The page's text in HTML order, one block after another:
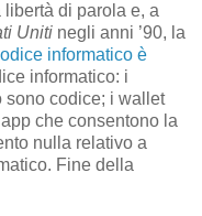
di parola e, a
Uniti negli anni ’90, la
informatico è
informatico: i
sono codice; i wallet
che consentono la
nulla relativo a
Fine della